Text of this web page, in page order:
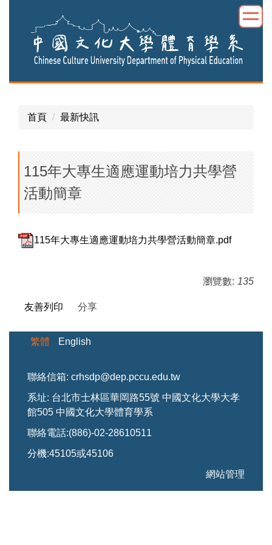
容
首頁
最新快訊
115年大專生適應運動培力共學營
活動簡章
115年大專生適應運動培力共學營活動簡章.pdf
瀏覽數: 135
友善列印 分享
繁體 English
聯絡信箱: crhsdp@dep.pccu.edu.tw
系址: 台北市士林區華岡路55號 中國文化大學大孝
館505 中國文化大學體育學系
聯絡電話:(886)-02-28610511
分機:45105或45106
網站管理